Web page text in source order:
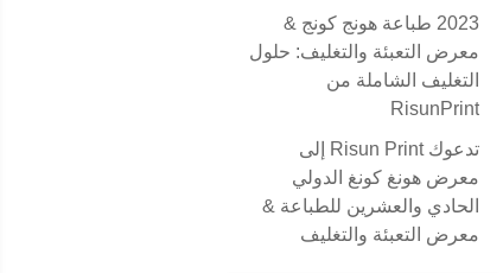
2023 طباعة هونج كونج &
معرض التعبئة والتغليف: حلول
التغليف الشاملة من
RisunPrint
تدعوك Risun Print إلى
معرض هونغ كونغ الدولي
الحادي والعشرين للطباعة &
معرض التعبئة والتغليف